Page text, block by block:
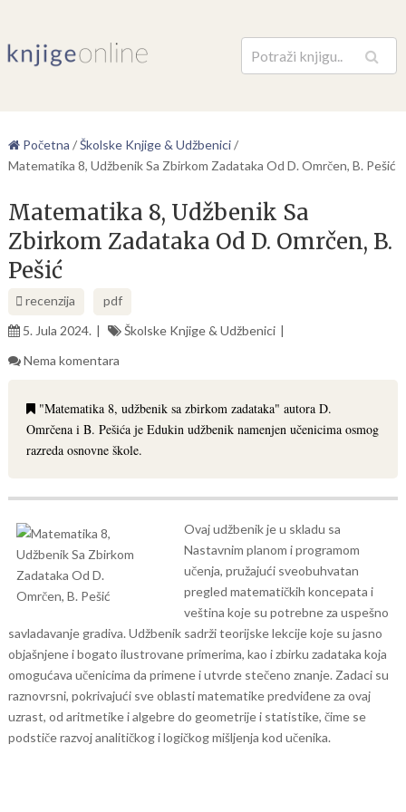
Pretraga
Početna /Školske Knjige & Udžbenici/
Matematika 8, Udžbenik Sa Zbirkom Zadataka Od D. Omrčen, B. Pešić
Matematika 8, Udžbenik Sa
Zbirkom Zadataka Od D. Omrčen, B.
Pešić
recenzija
pdf
5. Jula 2024.
Školske Knjige & Udžbenici
Nema komentara
"Matematika 8, udžbenik sa zbirkom zadataka" autora D.
Omrčena i B. Pešića je Edukin udžbenik namenjen učenicima osmog
razreda osnovne škole.
Ovaj udžbenik je u skladu sa
Nastavnim planom i programom
učenja, pružajući sveobuhvatan
pregled matematičkih koncepata i
veština koje su potrebne za uspešno
savladavanje gradiva. Udžbenik sadrži teorijske lekcije koje su jasno
objašnjene i bogato ilustrovane primerima, kao i zbirku zadataka koja
omogućava učenicima da primene i utvrde stečeno znanje. Zadaci su
raznovrsni, pokrivajući sve oblasti matematike predviđene za ovaj
uzrast, od aritmetike i algebre do geometrije i statistike, čime se
podstiče razvoj analitičkog i logičkog mišljenja kod učenika.